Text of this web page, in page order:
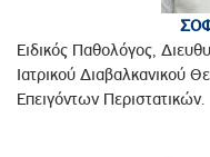
Ειδικός Παθολόγος,
Ιατρικού Διαβαλκανικού
Επειγόντων Περιστατικών.